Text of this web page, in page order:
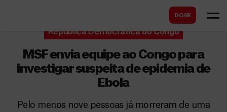
DOAR
r
República Democrática do Congo
MSF envia equipe ao Congo para
investigar suspeita de epidemia de
Ebola
Pelo menos nove pessoas já morreram de uma
s
c
a
r